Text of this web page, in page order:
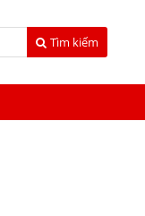
Tìm kiếm